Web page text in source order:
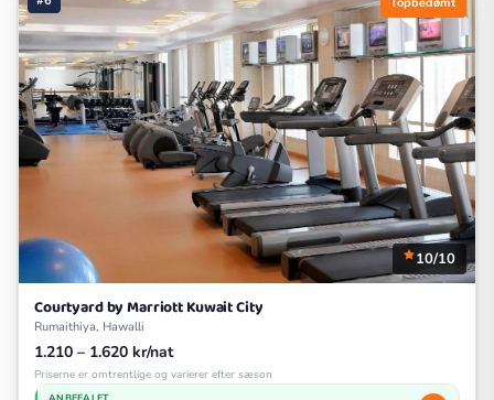
10/10
Courtyard by Marriott Kuwait City
Rumaithiya, Hawalli
1.210 – 1.620 kr/nat
Priserne er omtrentlige og varierer efter sæson